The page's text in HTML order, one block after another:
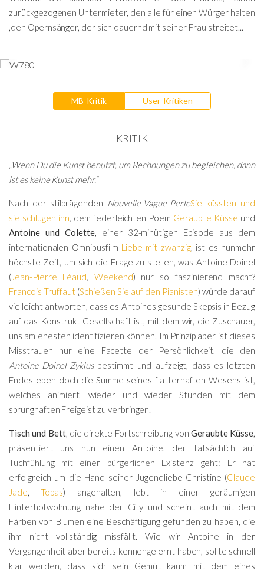
zurückgezogenen Untermieter, den alle für einen Würger halten
,den Opernsänger, der sich dauernd mit seiner Frau streitet...
MB-Kritik User-Kritiken
KRITIK
„Wenn Du die Kunst benutzt, um Rechnungen zu begleichen, dann
ist es keine Kunst mehr.“
Nach der stilprägenden Nouvelle-Vague-PerleSie küssten und
sie schlugen ihn , dem federleichten Poem Geraubte Küsse und
Antoine und Colette, einer 32-minütigen Episode aus dem
internationalen Omnibusfilm Liebe mit zwanzig, ist es nunmehr
höchste Zeit, um sich die Frage zu stellen, was Antoine Doinel
(Jean-Pierre Léaud Weekend) nur so faszinierend macht?
Francois Truffaut(Schießen Sie auf den Pianisten) würde darauf
vielleicht antworten, dass es Antoines gesunde Skepsis in Bezug
auf das Konstrukt Gesellschaft ist, mit dem wir, die Zuschauer,
uns am ehesten identifizieren können. Im Prinzip aber ist dieses
Misstrauen nur eine Facette der Persönlichkeit, die den
Antoine-Doinel-Zyklusbestimmt und aufzeigt, dass es letzten
Endes eben doch die Summe seines flatterhaften Wesens ist,
welches animiert, wieder und wieder Stunden mit dem
sprunghaften Freigeist zu verbringen.
Tisch und Bett, die direkte Fortschreibung vonGeraubte Küsse
präsentiert uns nun einen Antoine, der tatsächlich auf
Tuchfühlung mit einer bürgerlichen Existenz geht: Er hat
erfolgreich um die Hand seiner Jugendliebe Christine (Claude
Jade ,Topas) angehalten, lebt in einer geräumigen
Hinterhofwohnung nahe der City und scheint auch mit dem
Färben von Blumen eine Beschäftigung gefunden zu haben, die
ihm nicht vollständig missfällt. Wie wir Antoine in der
Vergangenheit aber bereits kennengelernt haben, sollte schnell
klar werden, dass sich sein Gemüt kaum mit dem eines